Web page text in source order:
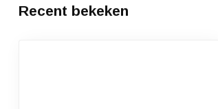
Recent bekeken